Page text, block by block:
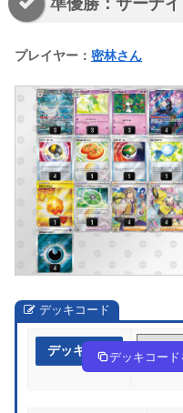
準優勝：サーナ
プレイヤー： 密林さん
デッキコード
デッキ作成 デッキコード